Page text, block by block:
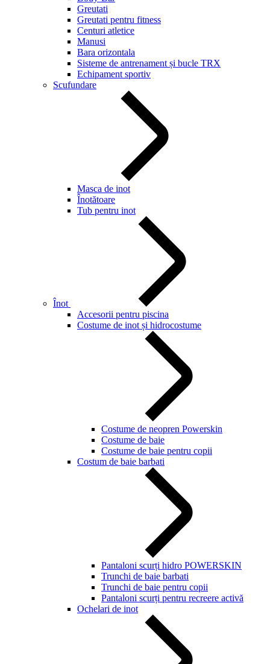
Greutati
Greutati pentru fitness
Centuri atletice
Manusi
Bara orizontala
Sisteme de antrenament și bucle TRX
Echipament sportiv
Scufundare
Masca de inot
Înotătoare
Tub pentru inot
Înot
Accesorii pentru piscina
Costume de inot și hidrocostume
Costume de neopren Powerskin
Costume de baie
Costume de baie pentru copii
Costum de baie barbati
Pantaloni scurți hidro POWERSKIN
Trunchi de baie barbati
Trunchi de baie pentru copii
Pantaloni scurți pentru recreere activă
Ochelari de inot